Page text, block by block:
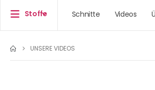
Stoffe Schnitte Videos
UNSERE VIDEOS